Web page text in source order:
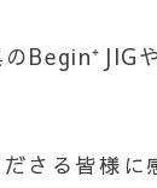
Begin⁺JIG
さる皆様に